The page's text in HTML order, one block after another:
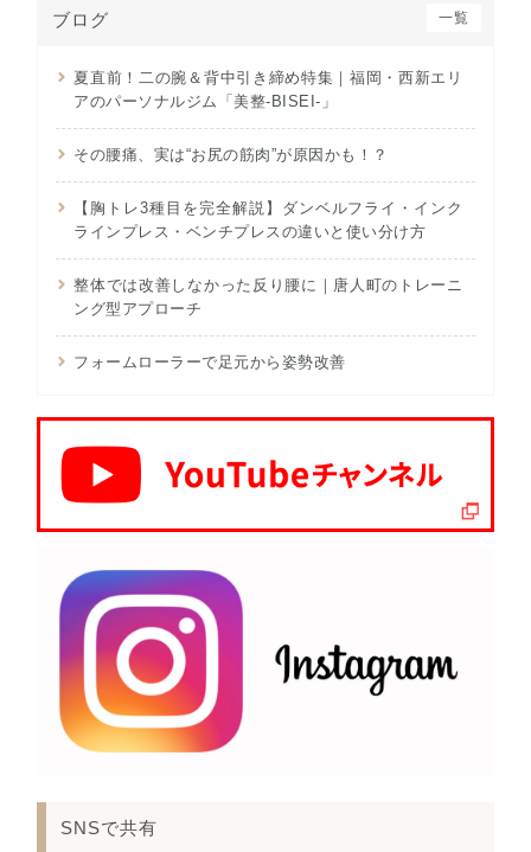
ブログ 一覧
夏直前！二の腕＆背中引き締め特集｜福岡・西新エリ
アのパーソナルジム「美整-BISEI-」
その腰痛、実は“お尻の筋肉”が原因かも！？
【胸トレ3種目を完全解説】ダンベルフライ・インク
ラインプレス・ベンチプレスの違いと使い分け方
整体では改善しなかった反り腰に｜唐人町のトレーニ
ング型アプローチ
フォームローラーで足元から姿勢改善
SNSで共有